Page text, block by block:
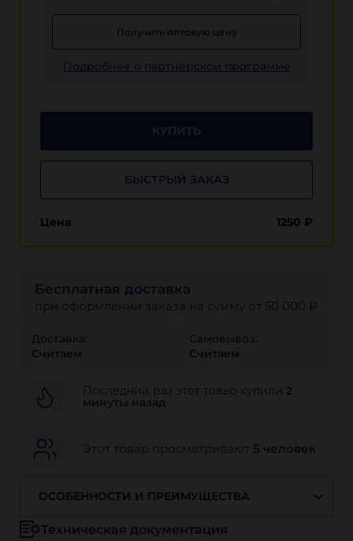
Получить оптовую цену
Подробнее о партнёрской программе
КУПИТЬ
БЫСТРЫЙ ЗАКАЗ
Цена 1250 ₽
Бесплатная доставка
при оформлении заказа на сумму от 50 000 ₽
Доставка:
Считаем
Самовывоз:
Считаем
Последний раз этот товар купили 2
минуты назад
Этот товар просматривают 5 человек
ОСОБЕННОСТИ И ПРЕИМУЩЕСТВА
Техническая документация